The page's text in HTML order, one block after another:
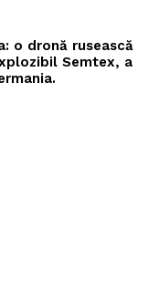
o dronă rusească
Semtex, a